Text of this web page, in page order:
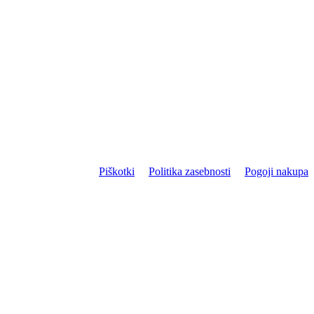
Piškotki
Politika zasebnosti Pogoji nakupa